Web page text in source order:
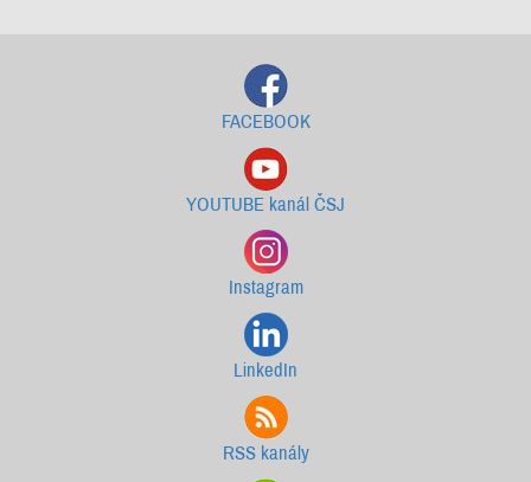
FACEBOOK
YOUTUBE kanál ČSJ
Instagram
LinkedIn
RSS kanály